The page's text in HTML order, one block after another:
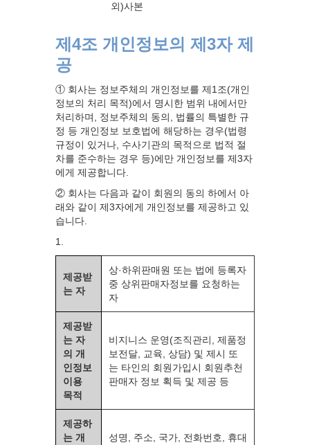
외)사본
제4조 개인정보의 제3자 제
공
① 회사는 정보주체의 개인정보를 제1조(개인
정보의 처리 목적)에서 명시한 범위 내에서만
처리하며, 정보주체의 동의, 법률의 특별한 규
정 등 개인정보 보호법에 해당하는 경우(법령
규정이 있거나, 수사기관의 목적으로 법적 절
차를 준수하는 경우 등)에만 개인정보를 제3자
에게 제공합니다.
② 회사는 다음과 같이 회원의 동의 하에서 아
래와 같이 제3자에게 개인정보를 제공하고 있
습니다.
1.
제공받
는 자
상·하위판매원 또는 법에 등록자
중 상위판매자정보를 요청하는
자
제공받
는 자
의 개
인정보
이용
목적
비지니스 운영(조직관리, 제품정
보전달, 교육, 상담) 및 제시 또
는 타인의 회원가입시 회원추천
판매자 정보 획득 및 제공 등
제공하
는 개
성명, 주소, 국가, 전화번호, 휴대